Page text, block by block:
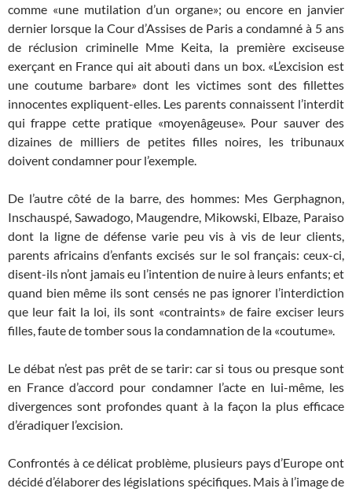
comme «une mutilation d’un organe»; ou encore en janvier
dernier lorsque la Cour d’Assises de Paris a condamné à 5 ans
de réclusion criminelle Mme Keita, la première exciseuse
exerçant en France qui ait abouti dans un box. «L’excision est
une coutume barbare» dont les victimes sont des fillettes
innocentes expliquent-elles. Les parents connaissent l’interdit
qui frappe cette pratique «moyenâgeuse». Pour sauver des
dizaines de milliers de petites filles noires, les tribunaux
doivent condamner pour l’exemple.
De l’autre côté de la barre, des hommes: Mes Gerphagnon,
Inschauspé, Sawadogo, Maugendre, Mikowski, Elbaze, Paraiso
dont la ligne de défense varie peu vis à vis de leur clients,
parents africains d’enfants excisés sur le sol français: ceux-ci,
disent-ils n’ont jamais eu l’intention de nuire à leurs enfants; et
quand bien même ils sont censés ne pas ignorer l’interdiction
que leur fait la loi, ils sont «contraints» de faire exciser leurs
filles, faute de tomber sous la condamnation de la «coutume».
Le débat n’est pas prêt de se tarir: car si tous ou presque sont
en France d’accord pour condamner l’acte en lui-même, les
divergences sont profondes quant à la façon la plus efficace
d’éradiquer l’excision.
Confrontés à ce délicat problème, plusieurs pays d’Europe ont
décidé d’élaborer des législations spécifiques. Mais à l’image de